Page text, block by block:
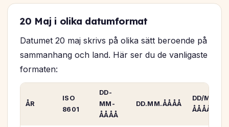
20 Maj i olika datumformat
Datumet 20 maj skrivs på olika sätt beroende på
sammanhang och land. Här ser du de vanligaste
formaten:
ÅR
ISO
8601
DD-
MM-
ÅÅÅÅ
DD.MM.ÅÅÅÅ
DD/MM/
ÅÅÅÅ